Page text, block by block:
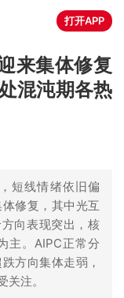
打开APP
来集体修复
混沌期各热
短线情绪依旧偏
修复，其中光互
向表现突出，核
主。AIPC正常分
方向集体走弱，
注。